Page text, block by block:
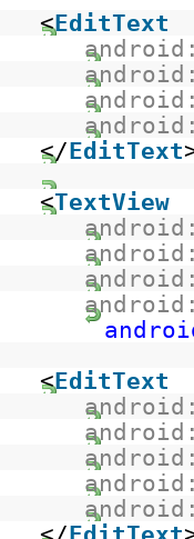
<EditText
</EditText
<TextView
<EditText